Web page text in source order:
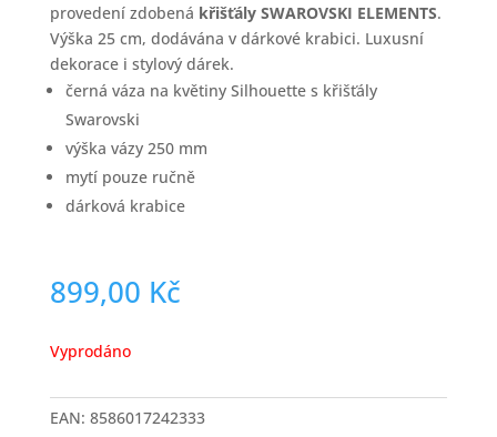
provedení zdobená křišťály SWAROVSKI ELEMENTS.
Výška 25 cm, dodávána v dárkové krabici. Luxusní
dekorace i stylový dárek.
černá váza na květiny Silhouette s křišťály
Swarovski
výška vázy 250 mm
mytí pouze ručně
dárková krabice
899,00 Kč
Vyprodáno
EAN: 8586017242333